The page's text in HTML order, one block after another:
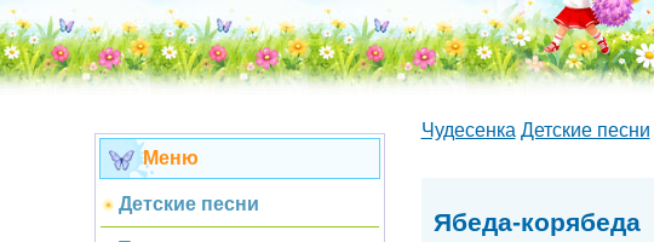
Меню
Детские песни
Чудесенка Детские песни
Ябеда-корябеда